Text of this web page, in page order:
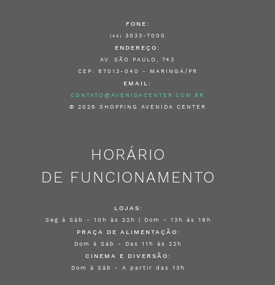
FONE:
(44) 3033-7000
ENDEREÇO:
AV. SÃO PAULO, 743
CEP: 87013-040 - MARINGÁ/PR
EMAIL:
CONTATO@AVENIDACENTER.COM.BR
© 2026 SHOPPING AVENIDA CENTER
HORÁRIO
DE FUNCIONAMENTO
LOJAS:
Seg à Sáb - 10h às 22h | Dom - 13h às 19h
PRAÇA DE ALIMENTAÇÃO:
Dom à Sáb - Das 11h às 22h
CINEMA E DIVERSÃO:
Dom à Sáb - A partir das 13h